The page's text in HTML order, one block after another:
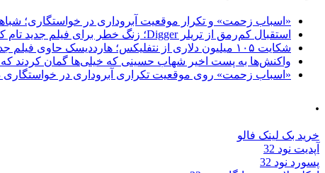
«اسباب زحمت» و تکرار موقعیت آبروداری در خواستگاری؛ شباهت به «پایتخت7» و
استقبال کم‌رمق از تریلر Digger؛ زنگ خطر برای فیلم جدید تام کروز و برادران وارنر
شکایت ۱۰۵ میلیون دلاری از نتفلیکس؛ هارددیسک حاوی فیلم جدید نیکلاس کیج به سرقت رفت
واکنش‌ها به پست اخیر شهاب حسینی که خیلی‌ها گمان کردند که
«اسباب زحمت» روی موقعیت تکراری آبروداری در خواستگاری دست گذاشته
.
خرید بک لینک فالو
آپدیت نود 32
پسورد نود 32